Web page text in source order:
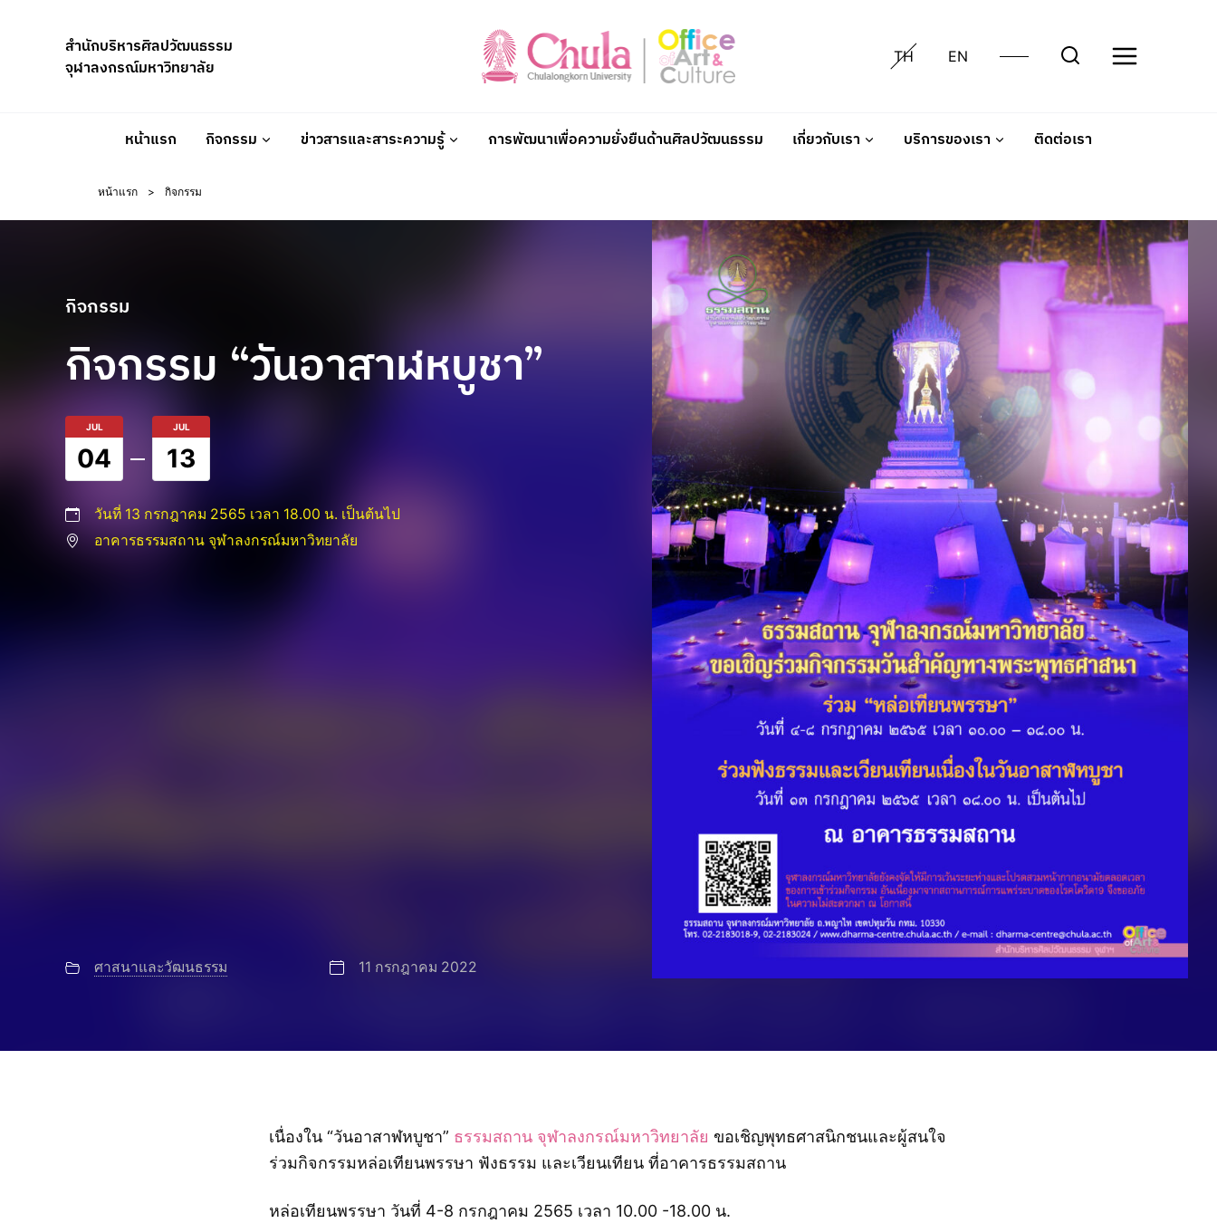
สำนักบริหารศิลปวัฒนธรรม
จุฬาลงกรณ์มหาวิทยาลัย
TH EN
หน้าแรก กิจกรรม ข่าวสารและสาระความรู้ การพัฒนาเพื่อความยั่งยืนด้านศิลปวัฒนธรรม เกี่ยวกับเรา บริการของเรา ติดต่อเรา
หน้าแรก > กิจกรรม
กิจกรรม
กิจกรรม “วันอาสาฬหบูชา”
JUL
04
JUL
13
วันที่ 13 กรกฎาคม 2565 เวลา 18.00 น. เป็นต้นไป
อาคารธรรมสถาน จุฬาลงกรณ์มหาวิทยาลัย
ศาสนาและวัฒนธรรม 11 กรกฎาคม 2022
เนื่องใน “วันอาสาฬหบูชา” ธรรมสถาน จุฬาลงกรณ์มหาวิทยาลัย ขอเชิญพุทธศาสนิกชนและผู้สนใจ
ร่วมกิจกรรมหล่อเทียนพรรษา ฟังธรรม และเวียนเทียน ที่อาคารธรรมสถาน
หล่อเทียนพรรษา วันที่ 4-8 กรกฎาคม 2565 เวลา 10.00 -18.00 น.